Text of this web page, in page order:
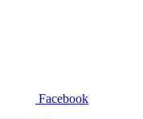
Facebook